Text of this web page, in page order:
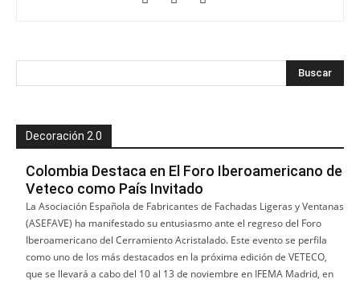
Decoración 2.0
Colombia Destaca en El Foro Iberoamericano de
Veteco como País Invitado
La Asociación Española de Fabricantes de Fachadas Ligeras y Ventanas
(ASEFAVE) ha manifestado su entusiasmo ante el regreso del Foro
Iberoamericano del Cerramiento Acristalado. Este evento se perfila
como uno de los más destacados en la próxima edición de VETECO,
que se llevará a cabo del 10 al 13 de noviembre en IFEMA Madrid, en